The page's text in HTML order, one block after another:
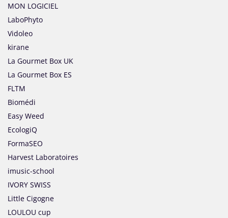
MON LOGICIEL
LaboPhyto
Vidoleo
kirane
La Gourmet Box UK
La Gourmet Box ES
FLTM
Biomédi
Easy Weed
EcologiQ
FormaSEO
Harvest Laboratoires
imusic-school
IVORY SWISS
Little Cigogne
LOULOU cup